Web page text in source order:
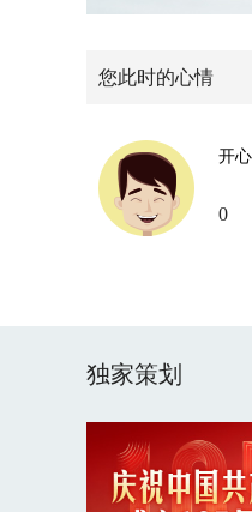
您此时的心情
开心
0
独家策划